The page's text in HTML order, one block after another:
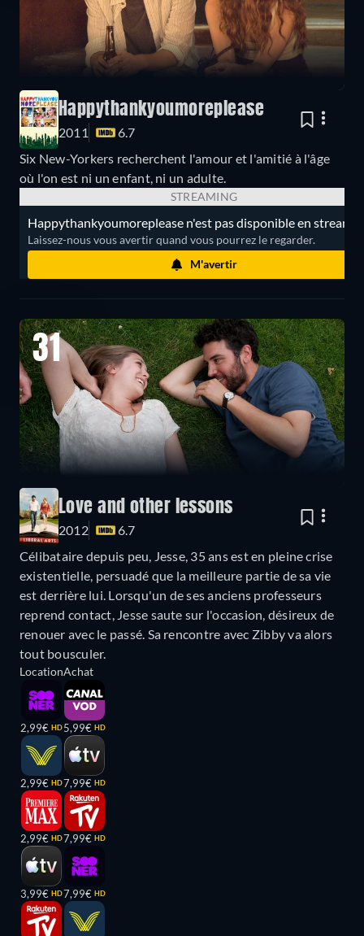
Happythankyoumoreplease
2011
6.7
Six New-Yorkers recherchent l'amour et l'amitié à l'âge
où l'on est ni un enfant, ni un adulte.
STREAMING
Happythankyoumoreplease n'est pas disponible en
Laissez-nous vous avertir quand vous pourrez le regarder.
M'avertir
31
Love and other lessons
2012
6.7
Célibataire depuis peu, Jesse, 35 ans est en pleine crise
existentielle, persuadé que la meilleure partie de sa vie
est derrière lui. Lorsqu'un de ses anciens professeurs
reprend contact, Jesse saute sur l'occasion, désireux de
renouer avec le passé. Sa rencontre avec Zibby va alors
tout bousculer.
Location
2,99€ HD
2,99€ HD
2,99€ HD
3,99€ HD
Achat
5,99€ HD
7,99€ HD
7,99€ HD
7,99€ HD